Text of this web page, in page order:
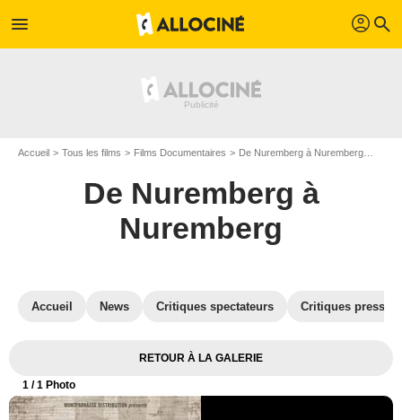
menu profil search
Accueil Tous les films Films Documentaires De Nuremberg à Nuremberg
De Nuremberg à
Nuremberg
Accueil News Critiques spectateurs Critiques presse
RETOUR À LA GALERIE
1 / 1 Photo